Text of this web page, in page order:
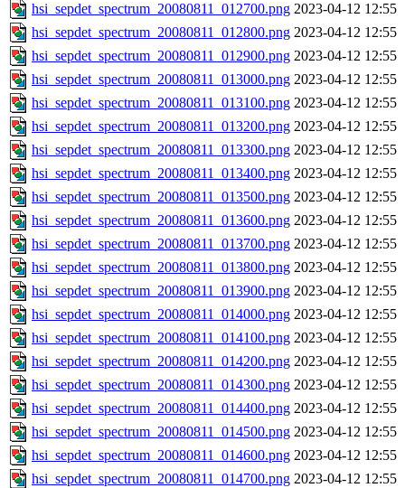
hsi_sepdet_spectrum_20080811_012700.png 2023-04-12 12:55
hsi_sepdet_spectrum_20080811_012800.png 2023-04-12 12:55
hsi_sepdet_spectrum_20080811_012900.png 2023-04-12 12:55
hsi_sepdet_spectrum_20080811_013000.png 2023-04-12 12:55
hsi_sepdet_spectrum_20080811_013100.png 2023-04-12 12:55
hsi_sepdet_spectrum_20080811_013200.png 2023-04-12 12:55
hsi_sepdet_spectrum_20080811_013300.png 2023-04-12 12:55
hsi_sepdet_spectrum_20080811_013400.png 2023-04-12 12:55
hsi_sepdet_spectrum_20080811_013500.png 2023-04-12 12:55
hsi_sepdet_spectrum_20080811_013600.png 2023-04-12 12:55
hsi_sepdet_spectrum_20080811_013700.png 2023-04-12 12:55
hsi_sepdet_spectrum_20080811_013800.png 2023-04-12 12:55
hsi_sepdet_spectrum_20080811_013900.png 2023-04-12 12:55
hsi_sepdet_spectrum_20080811_014000.png 2023-04-12 12:55
hsi_sepdet_spectrum_20080811_014100.png 2023-04-12 12:55
hsi_sepdet_spectrum_20080811_014200.png 2023-04-12 12:55
hsi_sepdet_spectrum_20080811_014300.png 2023-04-12 12:55
hsi_sepdet_spectrum_20080811_014400.png 2023-04-12 12:55
hsi_sepdet_spectrum_20080811_014500.png 2023-04-12 12:55
hsi_sepdet_spectrum_20080811_014600.png 2023-04-12 12:55
hsi_sepdet_spectrum_20080811_014700.png 2023-04-12 12:55